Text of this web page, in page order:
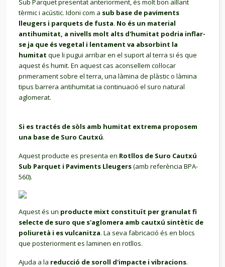
Sub Parquet presentat anteriorment, és molt bon aïllant
tèrmic i acústic. Idoni com a sub base de paviments
lleugers i parquets de fusta. No és un material
antihumitat, a nivells molt alts d'humitat podria inflar-
se ja que és vegetal i lentament va absorbint la
humitat que li pugui arribar en el suport al terra si és que
aquest és humit. En aquest cas aconsellem col·locar
primerament sobre el terra, una làmina de plàstic o làmina
tipus barrera antihumitat ia continuació el suro natural
aglomerat.
Si es tractés de sòls amb humitat extrema proposem
una base de Suro Cautxú.
Aquest producte es presenta en Rotllos de Suro Cautxú
Sub Parquet i Paviments Lleugers(amb referència BPA-
560).
Aquest és un producte mixt constituït per granulat fi
selecte de suro que s'aglomera amb cautxú sintètic de
poliuretà i es vulcanitza. La seva fabricació és en blocs
que posteriorment es laminen en rotllos.
Ajuda a la reducció de soroll d'impacte i vibracions.